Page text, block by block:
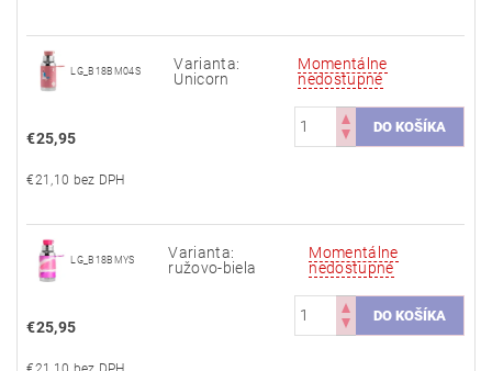
LG_B18BM04S
Varianta:
Unicorn
Momentálne
nedostupné
€25,95
€21,10 bez DPH
LG_B18BMYS
Varianta:
ružovo-biela
Momentálne
nedostupné
€25,95